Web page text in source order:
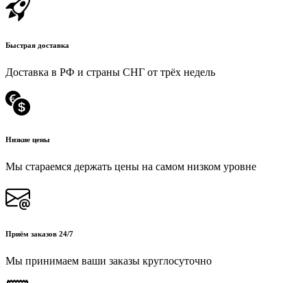
Быстрая доставка
Доставка в РФ и страны СНГ от трёх недель
Низкие цены
Мы стараемся держать цены на самом низком уровне
Приём заказов 24/7
Мы принимаем ваши заказы круглосуточно